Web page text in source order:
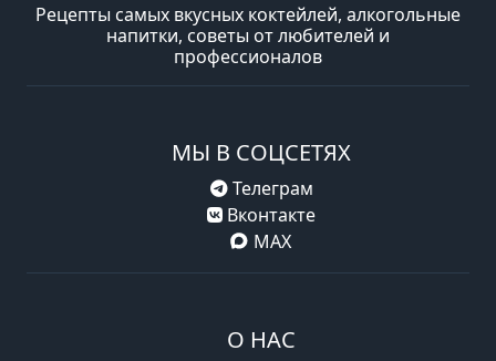
Рецепты самых вкусных коктейлей, алкогольные
напитки, советы от любителей и
профессионалов
МЫ В СОЦСЕТЯХ
Телеграм
Вконтакте
MAX
О НАС